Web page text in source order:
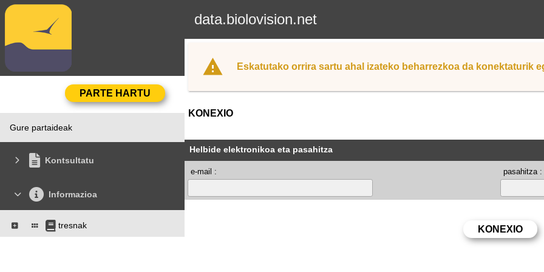
data.biolovision.net
Gure partaideak
Kontsultatu
Informazioa
tresnak
Eskatutako orrira sartu ahal izateko beharrezkoa da konektaturik
KONEXIO
Helbide elektronikoa eta pasahitza
e-mail : pasahitza :